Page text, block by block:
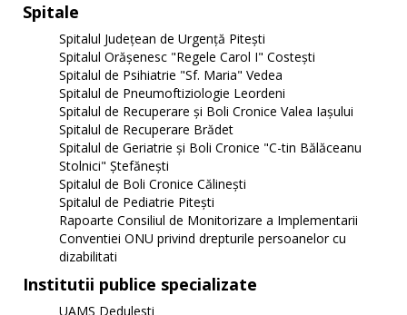
Spitale
Spitalul Judeţean de Urgenţă Piteşti
Spitalul Orăşenesc "Regele Carol I" Costeşti
Spitalul de Psihiatrie "Sf. Maria" Vedea
Spitalul de Pneumoftiziologie Leordeni
Spitalul de Recuperare și Boli Cronice Valea Iașului
Spitalul de Recuperare Brădet
Spitalul de Geriatrie şi Boli Cronice "C-tin Bălăceanu
Stolnici" Ştefăneşti
Spitalul de Boli Cronice Călinești
Spitalul de Pediatrie Piteşti
Rapoarte Consiliul de Monitorizare a Implementarii
Conventiei ONU privind drepturile persoanelor cu
dizabilitati
Institutii publice specializate
UAMS Dedulesti